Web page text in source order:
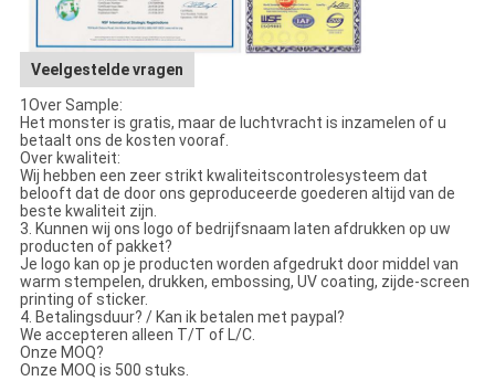
Veelgestelde vragen
1Over Sample:
Het monster is gratis, maar de luchtvracht is inzamelen of u
betaalt ons de kosten vooraf.
Over kwaliteit:
Wij hebben een zeer strikt kwaliteitscontrolesysteem dat
belooft dat de door ons geproduceerde goederen altijd van de
beste kwaliteit zijn.
3. Kunnen wij ons logo of bedrijfsnaam laten afdrukken op uw
producten of pakket?
Je logo kan op je producten worden afgedrukt door middel van
warm stempelen, drukken, embossing, UV coating, zijde-screen
printing of sticker.
4. Betalingsduur? / Kan ik betalen met paypal?
We accepteren alleen T/T of L/C.
Onze MOQ?
Onze MOQ is 500 stuks.